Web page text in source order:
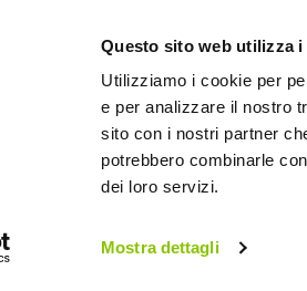
Questo sito web utilizza i
Utilizziamo i cookie per
e per analizzare il nostro
sito con i nostri partner
potrebbero combinarle
dei loro servizi.
Mostra dettagli